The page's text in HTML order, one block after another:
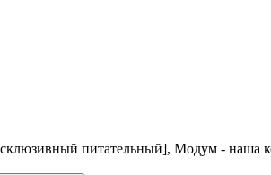
питательный], Модум - наша